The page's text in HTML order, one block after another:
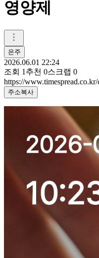
영양제
은주
2026.06.01 22:24
조회 1 추천 0스크랩 0
https://
주소복사